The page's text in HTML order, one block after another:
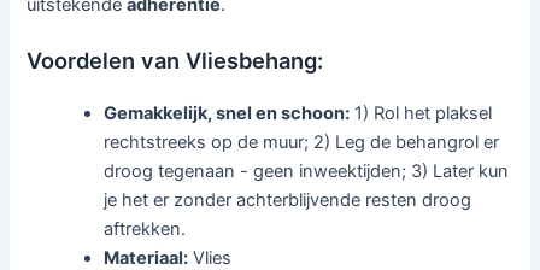
Voordelen van Vliesbehang:
Gemakkelijk, snel en schoon: 1) Rol het plaksel
rechtstreeks op de muur; 2) Leg de behangrol er
droog tegenaan - geen inweektijden; 3) Later kun
je het er zonder achterblijvende resten droog
aftrekken.
Materiaal: Vlies